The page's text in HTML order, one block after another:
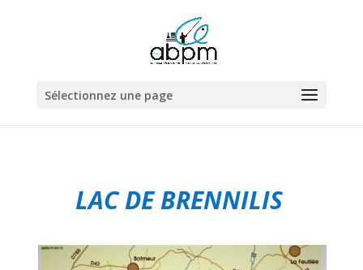
Sélectionnez une page
LAC DE BRENNILIS